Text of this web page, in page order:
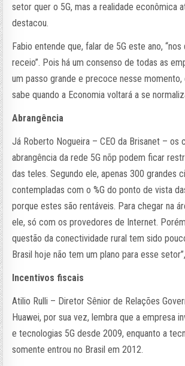
setor quer o 5G, mas a realidade econômica
destacou.
Fabio entende que, falar de 5G este ano,
receio”. Pois há um consenso de todas as
um passo grande e precoce nesse momento,
sabe quando a Economia voltará a se
Abrangência
Já Roberto Nogueira – CEO da Brisanet – os
abrangência da rede 5G nõp podem ficar
das teles. Segundo ele, apenas 300 grandes
contempladas com o %G do ponto de vista
porque estes são rentáveis. Para chegar na
ele, só com os provedores de Internet.
questão da conectividade rural tem sido
Brasil hoje não tem um plano para esse
Incentivos fiscais
Atilio Rulli – Diretor Sênior de Relações
Huawei, por sua vez, lembra que a empresa
e tecnologias 5G desde 2009, enquanto a
somente entrou no Brasil em 2012.